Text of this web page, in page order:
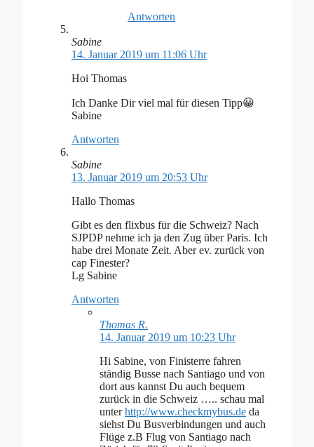
Antworten
Sabine
14. Januar 2019 um 11:06 Uhr
Hoi Thomas
Ich Danke Dir viel mal für diesen Tipp😀
Sabine
Antworten
Sabine
13. Januar 2019 um 20:53 Uhr
Hallo Thomas
Gibt es den flixbus für die Schweiz? Nach
SJPDP nehme ich ja den Zug über Paris. Ich
habe drei Monate Zeit. Aber ev. zurück von
cap Finester?
Lg Sabine
Antworten
Thomas R.
14. Januar 2019 um 10:23 Uhr
Hi Sabine, von Finisterre fahren
ständig Busse nach Santiago und von
dort aus kannst Du auch bequem
zurück in die Schweiz ….. schau mal
unterhttp://www.checkmybus.de da
siehst Du Busverbindungen und auch
Flüge z.B Flug von Santiago nach